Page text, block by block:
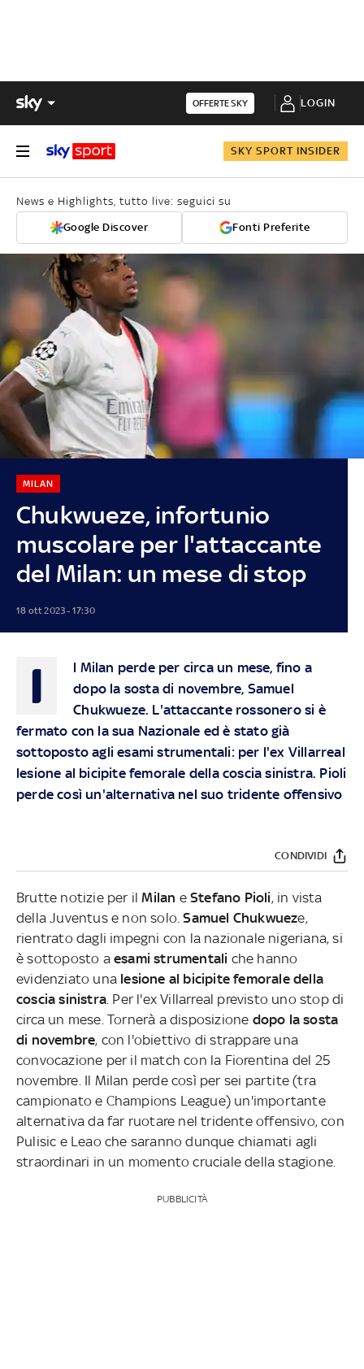
OFFERTE SKY LOGIN
SKY SPORT INSIDER
News e Highlights, tutto live: seguici su
Google Discover Fonti Preferite
Chukwueze, infortunio
muscolare per l'attaccante
del Milan: un mese di stop
MILAN
18 ott 2023 - 17:30
I
l Milan perde per circa un mese, fino a
dopo la sosta di novembre, Samuel
Chukwueze. L'attaccante rossonero si è
fermato con la sua Nazionale ed è stato già
sottoposto agli esami strumentali: per l'ex Villarreal
lesione al bicipite femorale della coscia sinistra. Pioli
perde così un'alternativa nel suo tridente offensivo
CONDIVIDI
Brutte notizie per ilMilan eStefano Pioli, in vista
della Juventus e non solo.Samuel Chukwueze,
rientrato dagli impegni con la nazionale nigeriana, si
è sottoposto a esami strumentali che hanno
evidenziato una lesione al bicipite femorale della
coscia sinistra . Per l'ex Villarreal previsto uno stop di
circa un mese. Tornerà a disposizione dopo la sosta
di novembre, con l'obiettivo di strappare una
convocazione per il match con la Fiorentina del 25
novembre. Il Milan perde così per sei partite (tra
campionato e Champions League) un'importante
alternativa da far ruotare nel tridente offensivo, con
Pulisic e Leao che saranno dunque chiamati agli
straordinari in un momento cruciale della stagione.
PUBBLICITÀ